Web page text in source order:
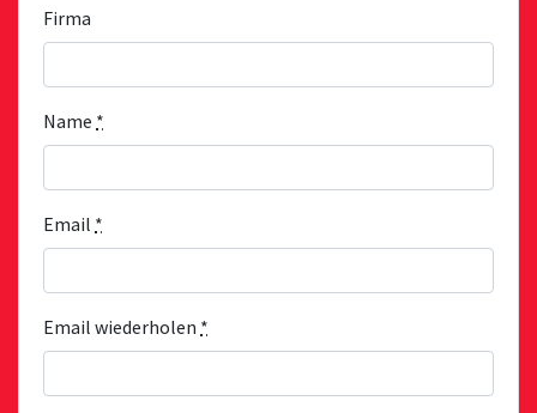
Firma
Name *
Email *
Email wiederholen *